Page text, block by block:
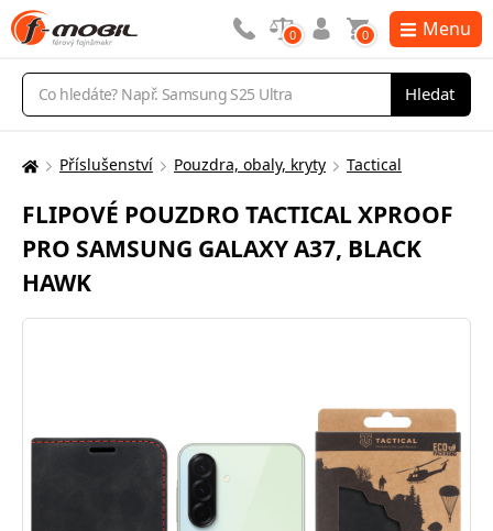
Vyhledávání
Hledat
0 0 Menu
Zde
nacházíte:
Příslušenství Pouzdra, obaly, kryty Tactical
FLIPOVÉ POUZDRO TACTICAL XPROOF
PRO SAMSUNG GALAXY A37, BLACK
HAWK